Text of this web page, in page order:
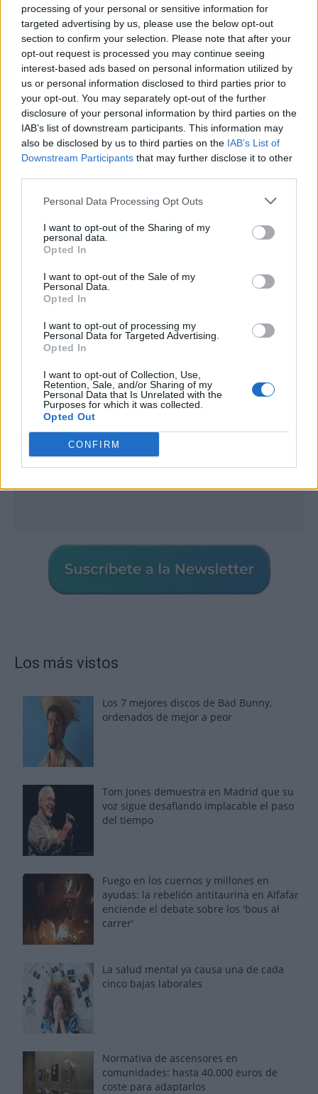
processing of your personal or sensitive information for
targeted advertising by us, please use the below opt-out
section to confirm your selection. Please note that after your
opt-out request is processed you may continue seeing
interest-based ads based on personal information utilized by
us or personal information disclosed to third parties prior to
your opt-out. You may separately opt-out of the further
disclosure of your personal information by third parties on the
IAB’s list of downstream participants. This information may
also be disclosed by us to third parties on the IAB’s List of
Downstream Participants that may further disclose it to other
Personal Data Processing Opt Outs
I want to opt-out of the Sharing of my
personal data.
Opted In
I want to opt-out of the Sale of my
Personal Data.
Opted In
I want to opt-out of processing my
Personal Data for Targeted Advertising.
Opted In
I want to opt-out of Collection, Use,
Retention, Sale, and/or Sharing of my
Personal Data that Is Unrelated with the
Purposes for which it was collected.
Opted Out
CONFIRM
Los más vistos
Los 7 mejores discos de Bad Bunny,
ordenados de mejor a peor
Tom Jones demuestra en Madrid que su
voz sigue desafiando implacable el paso
del tiempo
Fuego en los cuernos y millones en
ayudas: la rebelión antitaurina en Alfafar
enciende el debate sobre los 'bous al
carrer'
La salud mental ya causa una de cada
cinco bajas laborales
Normativa de ascensores en
comunidades: hasta 40.000 euros de
coste para adaptarlos